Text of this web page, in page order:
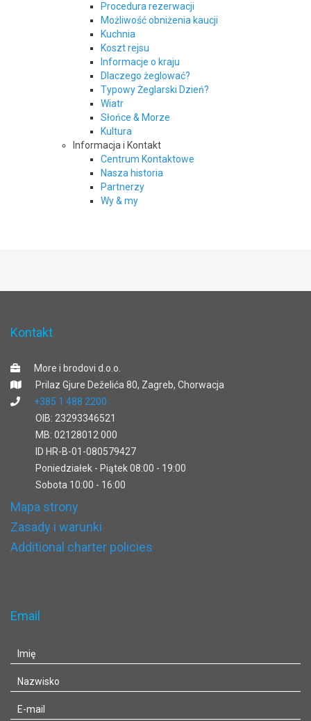
Procedura rezerwacji
Możliwość obniżenia kaucji
Kuchnia
Koszt rejsu
Informacje o kraju
Dlaczego żeglować?
Typowy Żeglarski Dzień?
Wiatr
Słońce & Morze
Kultura
Informacja i Kontakt
Centrum Kontaktowe
Nasza historia
Partnerzy
Wy & my
Kontakt
More i brodovi d.o.o.
Prilaz Gjure Deželića 80, Zagreb, Chorwacja
+385 1 488 2200
OIB: 23293346521
MB: 02128012 000
ID HR-B-01-080579427
Poniedziałek - Piątek 08:00 - 19:00
Sobota 10:00 - 16:00
Mapa strony
Zasady i warunki
Additional charter policies
Email